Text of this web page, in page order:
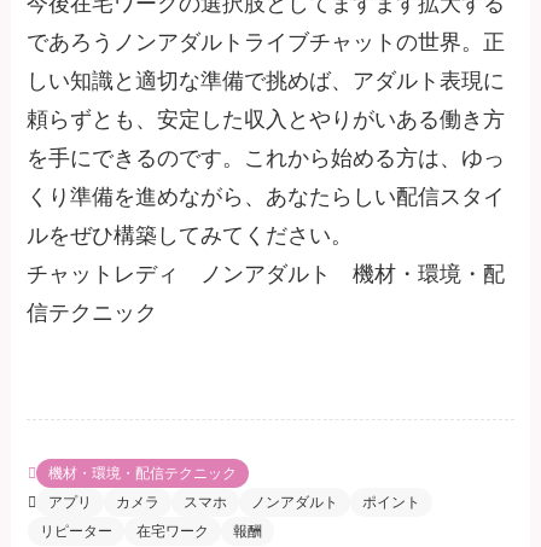
であろうノンアダルトライブチャットの世界。正
しい知識と適切な準備で挑めば、アダルト表現に
頼らずとも、安定した収入とやりがいある働き方
を手にできるのです。これから始める方は、ゆっ
くり準備を進めながら、あなたらしい配信スタイ
ルをぜひ構築してみてください。
チャットレディ ノンアダルト 機材・環境・配
信テクニック
機材・環境・配信テクニック
アプリ
カメラ スマホ ノンアダルト
ポイント
リピーター
在宅ワーク 報酬